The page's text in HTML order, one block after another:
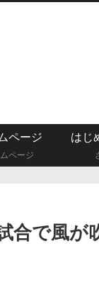
ページ
ページ
合で風